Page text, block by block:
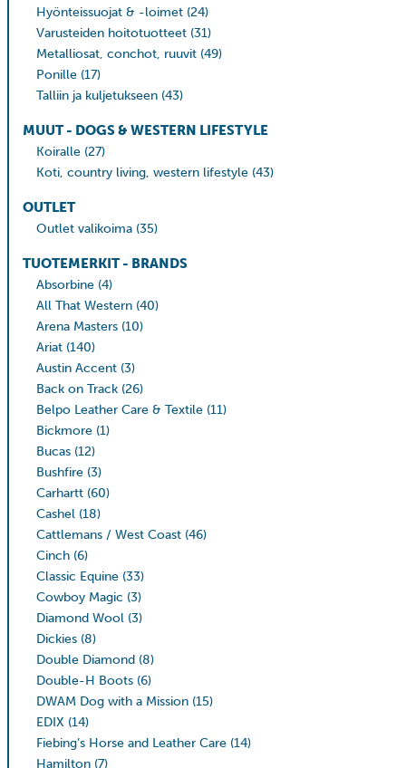
Hyönteissuojat & -loimet (24)
Varusteiden hoitotuotteet (31)
Metalliosat, conchot, ruuvit (49)
Ponille (17)
Talliin ja kuljetukseen (43)
MUUT - DOGS & WESTERN LIFESTYLE
Koiralle (27)
Koti, country living, western lifestyle (43)
OUTLET
Outlet valikoima (35)
TUOTEMERKIT - BRANDS
Absorbine (4)
All That Western (40)
Arena Masters (10)
Ariat (140)
Austin Accent (3)
Back on Track (26)
Belpo Leather Care & Textile (11)
Bickmore (1)
Bucas (12)
Bushfire (3)
Carhartt (60)
Cashel (18)
Cattlemans / West Coast (46)
Cinch (6)
Classic Equine (33)
Cowboy Magic (3)
Diamond Wool (3)
Dickies (8)
Double Diamond (8)
Double-H Boots (6)
DWAM Dog with a Mission (15)
EDIX (14)
Fiebing’s Horse and Leather Care (14)
Hamilton (7)